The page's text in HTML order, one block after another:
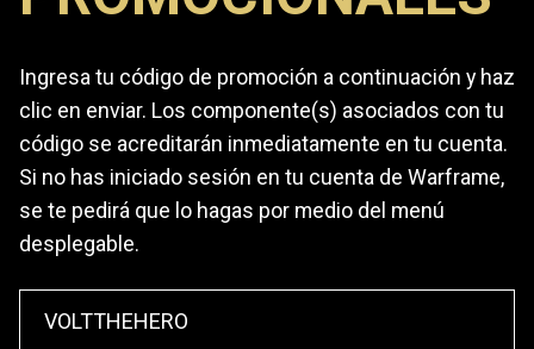
Ingresa tu código de promoción a continuación y haz
clic en enviar. Los componente(s) asociados con tu
código se acreditarán inmediatamente en tu cuenta.
Si no has iniciado sesión en tu cuenta de Warframe,
se te pedirá que lo hagas por medio del menú
desplegable.